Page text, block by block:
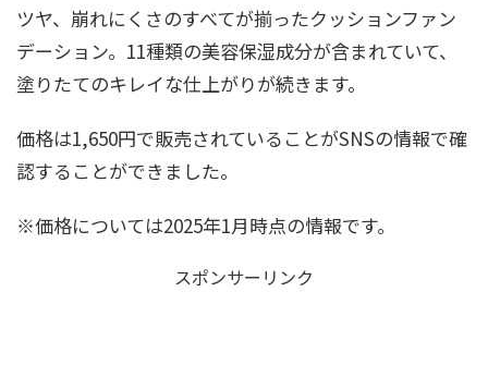
ツヤ、崩れにくさのすべてが揃ったクッションファン
デーション。11種類の美容保湿成分が含まれていて、
塗りたてのキレイな仕上がりが続きます。
価格は1,650円で販売されていることがSNSの情報で確
認することができました。
※価格については2025年1月時点の情報です。
スポンサーリンク